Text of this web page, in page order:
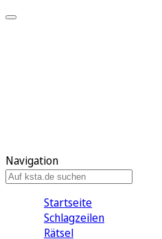
Navigation
Startseite
Schlagzeilen
Rätsel